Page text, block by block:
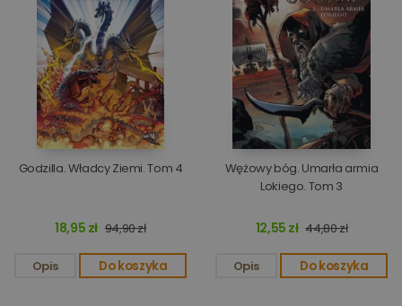
Godzilla. Władcy Ziemi. Tom 4
18,95 zł 94,90 zł
Opis Do koszyka
Wężowy bóg. Umarła armia
Lokiego. Tom 3
12,55 zł 44,80 zł
Opis Do koszyka